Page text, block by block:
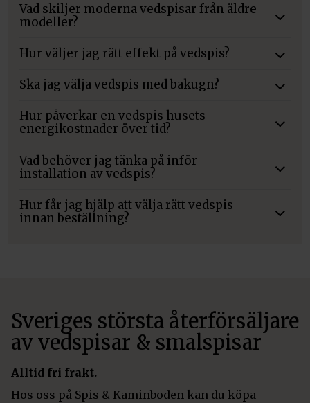
Vad skiljer moderna vedspisar från äldre
modeller?
Hur väljer jag rätt effekt på vedspis?
Ska jag välja vedspis med bakugn?
Hur påverkar en vedspis husets
energikostnader över tid?
Vad behöver jag tänka på inför
installation av vedspis?
Hur får jag hjälp att välja rätt vedspis
innan beställning?
Sveriges största återförsäljare
av vedspisar & smalspisar
Alltid fri frakt.
Hos oss på Spis & Kaminboden kan du köpa